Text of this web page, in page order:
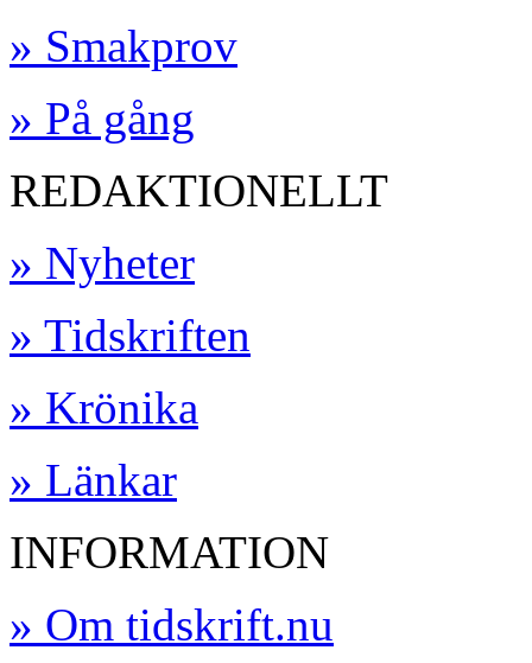
» Smakprov
» På gång
REDAKTIONELLT
» Nyheter
» Tidskriften
» Krönika
» Länkar
INFORMATION
» Om tidskrift.nu